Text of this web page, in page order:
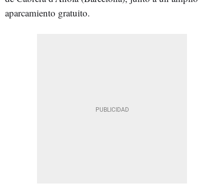
aparcamiento gratuito.